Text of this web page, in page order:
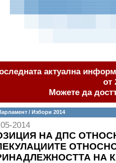
актуална
от
Можете да
/ Избори 2014
2014
НА ДПС
НА